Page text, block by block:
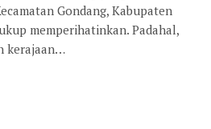
Gondang, Kabupaten
memperihatinkan. Padahal,
kerajaan…